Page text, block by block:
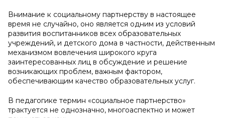
Внимание к социальному партнерству в настоящее
время не случайно, оно является одним из условий
развития воспитанников всех образовательных
учреждений, и детского дома в частности, действенным
механизмом вовлечения широкого круга
заинтересованных лиц в обсуждение и решение
возникающих проблем, важным фактором,
обеспечивающим качество образовательных услуг.
В педагогике термин «социальное партнерство»
трактуется не однозначно, многоаспектно и может